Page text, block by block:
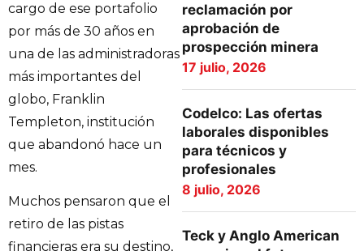
cargo de ese portafolio
por más de 30 años en
una de las administradoras
más importantes del
globo, Franklin
Templeton, institución
que abandonó hace un
mes.
Muchos pensaron que el
retiro de las pistas
financieras era su destino,
reclamación por
aprobación de
prospección minera
17 julio, 2026
Codelco: Las ofertas
laborales disponibles
para técnicos y
profesionales
8 julio, 2026
Teck y Anglo American